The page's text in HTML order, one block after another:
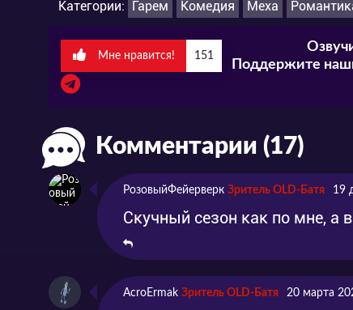
Категории: Гарем Комедия Меха
Мне нравится! 151
Поддержите
Комментарии (17)
РозовыйФейерверк Зритель OLD-Батя 19
Скучный сезон как по мне, а
AcroErmak Зритель OLD-Батя 20 марта